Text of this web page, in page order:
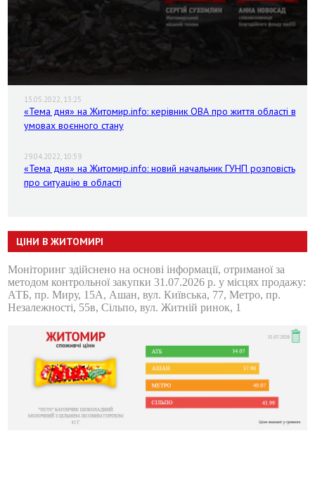
13.05.2022, 13:25
«Тема дня» на Житомир.info: керівник ОВА про життя області в
умовах воєнного стану
29.04.2022, 10:59
«Тема дня» на Житомир.info: новий начальник ГУНП розповість
про ситуацію в області
ЦІНИ В ЖИТОМИРІ
Моніторинг здійснено на основі інформації, отриманої за
методом контрольної закупки 31.07.2026 р. у місцях продажу:
АТБ, пр. Миру, 15А, Ашан, вул. Київська, 77, Метро, пр.
Незалежності, 55в, Сільпо, вул. Житній ринок, 1